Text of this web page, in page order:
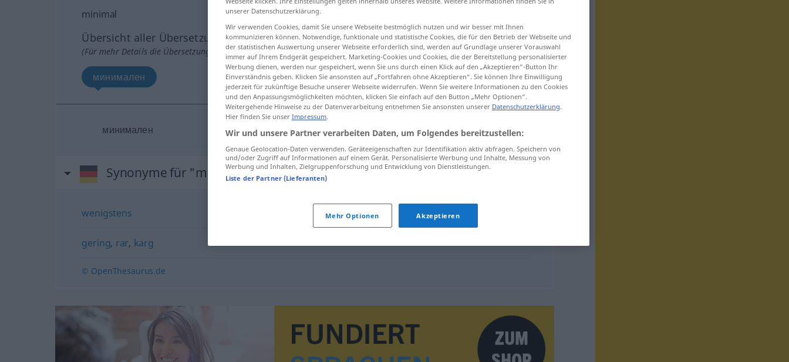
minimal
Übersicht aller Übersetzungen
(Für mehr Details die Übersetzung anklicken/antippen)
минимален
минимален minimal
Synonyme für "minimal"
wenigstens
gering, rar, karg
© OpenThesaurus.de
unserer Datenschutzerklärung.
Wir verwenden Cookies, damit Sie unsere Webseite bestmöglich nutzen und wir besser mit Ihnen
kommunizieren können. Notwendige, funktionale und statistische Cookies, die für den Betrieb der Webseite und
der statistischen Auswertung unserer Webseite erforderlich sind, werden auf Grundlage unserer Vorauswahl
immer auf Ihrem Endgerät gespeichert. Marketing-Cookies und Cookies, die der Bereitstellung personalisierter
Werbung dienen, werden nur gespeichert, wenn Sie uns durch einen Klick auf den „Akzeptieren“-Button Ihr
Einverständnis geben. Klicken Sie ansonsten auf „Fortfahren ohne Akzeptieren“. Sie können Ihre Einwilligung
jederzeit für zukünftige Besuche unserer Webseite widerrufen. Wenn Sie weitere Informationen zu den Cookies
und den Anpassungsmöglichkeiten möchten, klicken Sie einfach auf den Button „Mehr Optionen“.
Weitergehende Hinweise zu der Datenverarbeitung entnehmen Sie ansonsten unserer Datenschutzerklärung.
Hier finden Sie unser Impressum.
Wir und unsere Partner verarbeiten Daten, um Folgendes bereitzustellen:
Genaue Geolocation-Daten verwenden. Geräteeigenschaften zur Identifikation aktiv abfragen. Speichern von
und/oder Zugriff auf Informationen auf einem Gerät. Personalisierte Werbung und Inhalte, Messung von
Werbung und Inhalten, Zielgruppenforschung und Entwicklung von Dienstleistungen.
Liste der Partner (Lieferanten)
Mehr Optionen Akzeptieren